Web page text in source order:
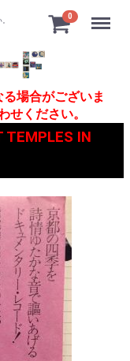
0 Menu
場合がございま
せください。
TEMPLES IN